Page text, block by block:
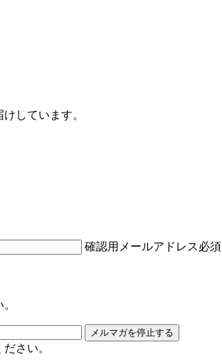
しています。
確認用メールアドレス必須
メルマガを停止する
さい。